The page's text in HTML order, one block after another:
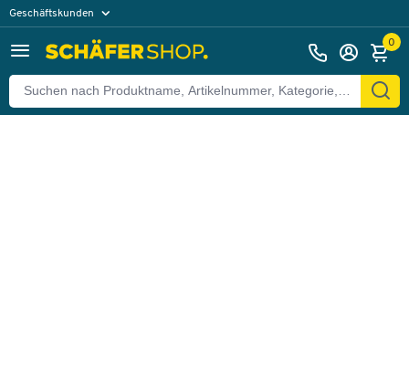
Geschäftskunden
0
Zurück